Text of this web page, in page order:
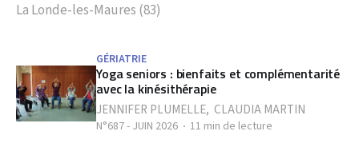
La Londe-les-Maures (83)
GÉRIATRIE
Yoga seniors : bienfaits et complémentarité
avec la kinésithérapie
JENNIFER PLUMELLE, CLAUDIA MARTIN
N°687 - JUIN 2026 11 min de lecture